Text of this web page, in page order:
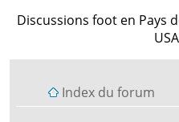
Discussions foot en Pays
Index du forum